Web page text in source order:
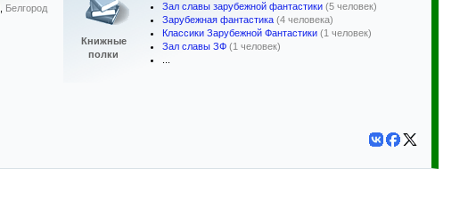
, Белгород
Книжные
полки
Зал славы зарубежной фантастики (5 человек)
Зарубежная фантастика (4 человека)
Классики Зарубежной Фантастики (1 человек)
Зал славы ЗФ (1 человек)